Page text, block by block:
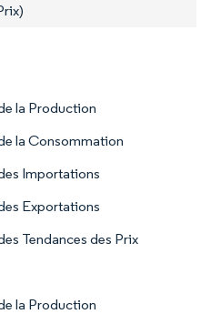
la Production
la Consommation
Importations
Exportations
Tendances des Prix
la Production